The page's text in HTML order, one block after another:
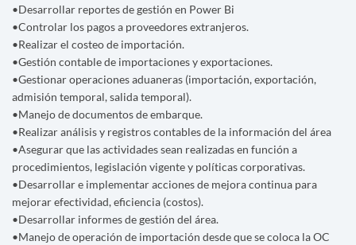
•Desarrollar reportes de gestión en Power Bi
•Controlar los pagos a proveedores extranjeros.
•Realizar el costeo de importación.
•Gestión contable de importaciones y exportaciones.
•Gestionar operaciones aduaneras (importación, exportación,
admisión temporal, salida temporal).
•Manejo de documentos de embarque.
•Realizar análisis y registros contables de la información del área
•Asegurar que las actividades sean realizadas en función a
procedimientos, legislación vigente y políticas corporativas.
•Desarrollar e implementar acciones de mejora continua para
mejorar efectividad, eficiencia (costos).
•Desarrollar informes de gestión del área.
•Manejo de operación de importación desde que se coloca la OC